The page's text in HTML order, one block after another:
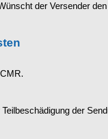
der Versender
der